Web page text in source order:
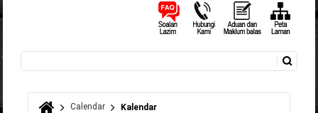
Borang carian
Calendar Kalendar